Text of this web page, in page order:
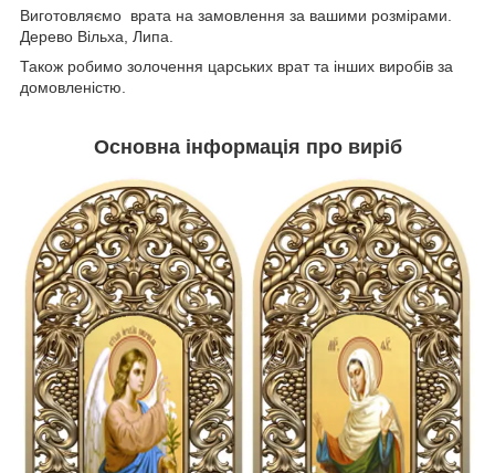
Виготовляємо врата на замовлення за вашими розмірами.
Дерево Вільха, Липа.
Також робимо золочення царських врат та інших виробів за
домовленістю.
Основна інформація про виріб